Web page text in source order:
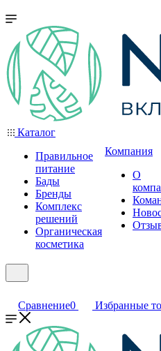
Каталог
Правильное
питание
Бады
Бренды
Комплекс
решений
Органическая
косметика
Компания
О
Сравнение0 Избранные